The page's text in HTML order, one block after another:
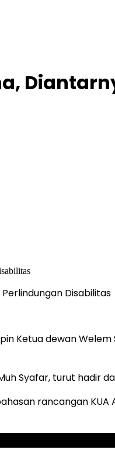
Disabilitas
Ketua dewan
Syafar, turut hadir
rancangan KUA